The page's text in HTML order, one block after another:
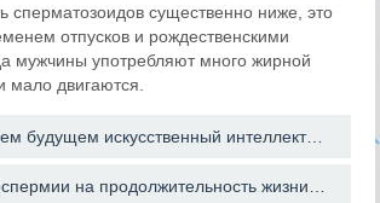
сперматозоидов существенно ниже, это
отпусков и рождественскими
мужчины употребляют много жирной
мало двигаются.
← В ближайшем будущем искусственный интеллект станет оценивать качество эмбрионов
Влияние азооспермии на продолжительность жизни мужчины →